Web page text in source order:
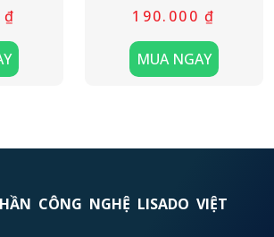
₫ 190.000₫
MUA NGAY
CÔNG NGHỆ LISADO VIỆT